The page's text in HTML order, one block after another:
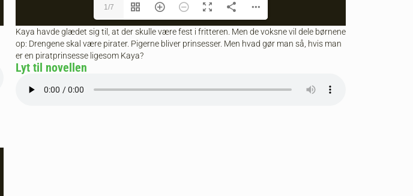
1/7
Kaya havde glædet sig til, at der skulle være fest i fritteren. Men de voksne vil dele børnene
op: Drengene skal være pirater. Pigerne bliver prinsesser. Men hvad gør man så, hvis man
er en piratprinsesse ligesom Kaya?
Lyt til novellen